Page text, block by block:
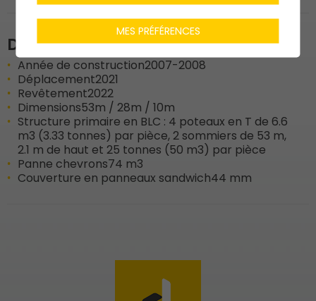
Données techniques
Année de construction2007-2008
Déplacement2021
Revêtement2022
Dimensions53m / 28m / 10m
Structure primaire en BLC : 4 poteaux en T de 6.6
m3 (3.33 tonnes) par pièce, 2 sommiers de 53 m,
2.1 m de haut et 25 tonnes (50 m3) par pièce
Panne chevrons74 m3
Couverture en panneaux sandwich44 mm
MES PRÉFÉRENCES